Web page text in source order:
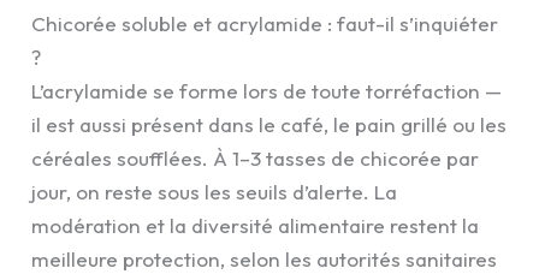
Chicorée soluble et acrylamide : faut-il s’inquiéter
?
L’acrylamide se forme lors de toute torréfaction —
il est aussi présent dans le café, le pain grillé ou les
céréales soufflées. À 1–3 tasses de chicorée par
jour, on reste sous les seuils d’alerte. La
modération et la diversité alimentaire restent la
meilleure protection, selon les autorités sanitaires